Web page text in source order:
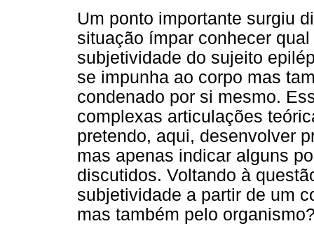
Um ponto importante surgiu
situação ímpar conhecer
subjetividade do sujeito
se impunha ao corpo mas
condenado por si mesmo.
complexas articulações
pretendo, aqui, desenvolver
mas apenas indicar alguns
discutidos. Voltando à
subjetividade a partir de um
mas também pelo